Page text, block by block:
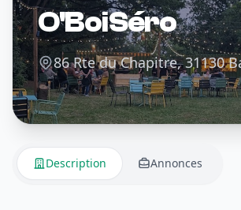
O'BoiSéro
86 Rte du Chapitre, 31130
Description Annonces